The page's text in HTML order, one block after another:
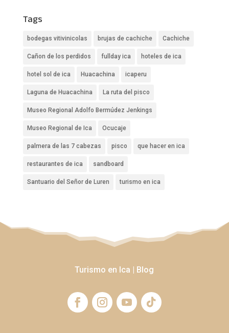
Tags
bodegas vitivinicolas brujas de cachiche Cachiche
Cañon de los perdidos fullday ica hoteles de ica
hotel sol de ica Huacachina icaperu
Laguna de Huacachina La ruta del pisco
Museo Regional Adolfo Bermúdez Jenkings
Museo Regional de Ica Ocucaje
palmera de las 7 cabezas pisco que hacer en ica
restaurantes de ica sandboard
Santuario del Señor de Luren turismo en ica
Turismo en Ica | Blog